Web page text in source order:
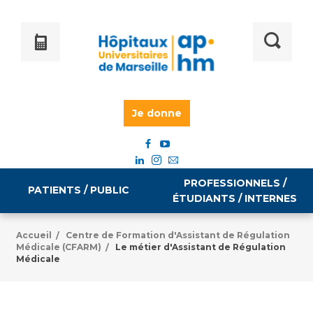
Je donne
PATIENTS / PUBLIC
Informations pratiques
PROFESSIONNELS /
ÉTUDIANTS / INTERNES
Égalité professionnelle
Accueil /
Centre de Formation d'Assistant de Régulation
Médicale (CFARM) /
Le métier d'Assistant de Régulation
Médicale